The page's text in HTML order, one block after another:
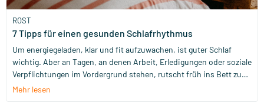
ROST
7 Tipps für einen gesunden Schlafrhythmus
Um energiegeladen, klar und fit aufzuwachen, ist guter Schlaf
wichtig. Aber an Tagen, an denen Arbeit, Erledigungen oder soziale
Verpflichtungen im Vordergrund stehen, rutscht früh ins Bett zu
gehen auf unserer Prioritätenliste schnell nach unten. Trotzdem
Mehr lesen